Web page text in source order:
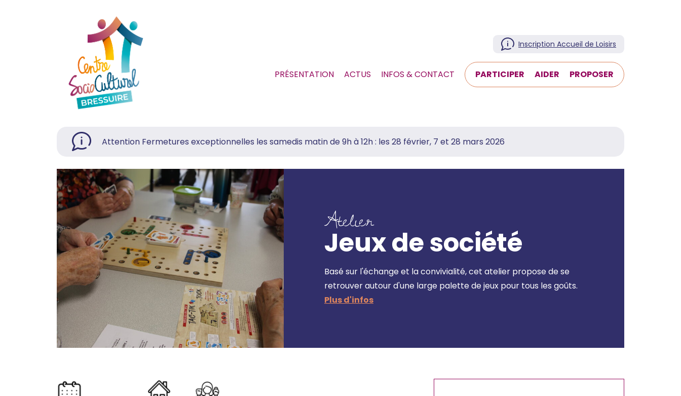
Inscription Accueil de Loisirs
PRÉSENTATION ACTUS INFOS & CONTACT PARTICIPER AIDER PROPOSER
Attention Fermetures exceptionnelles les samedis matin de 9h à 12h : les 28 février, 7 et 28 mars 2026
Atelier
Jeux de société
Basé sur l'échange et la convivialité, cet atelier propose de se
retrouver autour d'une large palette de jeux pour tous les goûts.